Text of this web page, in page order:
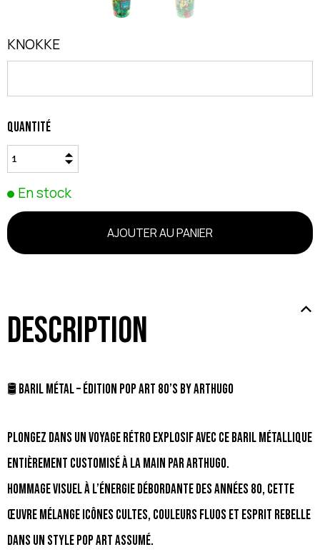
KNOKKE
Quantité
En stock
Description
🛢️ Baril Métal – Édition Pop Art 80’s by Arthugo
Plongez dans un voyage rétro explosif avec ce baril métallique
entièrement customisé à la main par Arthugo.
Hommage visuel à l’énergie débordante des années 80, cette
œuvre mélange icônes cultes, couleurs fluos et esprit rebelle
dans un style pop art assumé.